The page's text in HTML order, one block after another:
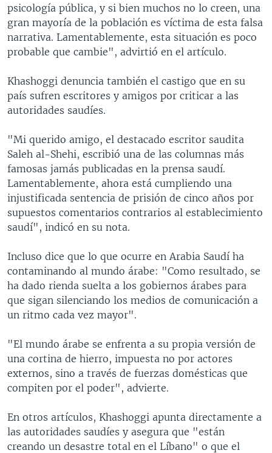
psicología pública, y si bien muchos no lo creen, una
gran mayoría de la población es víctima de esta falsa
narrativa. Lamentablemente, esta situación es poco
probable que cambie", advirtió en el artículo.
Khashoggi denuncia también el castigo que en su
país sufren escritores y amigos por criticar a las
autoridades saudíes.
"Mi querido amigo, el destacado escritor saudita
Saleh al-Shehi, escribió una de las columnas más
famosas jamás publicadas en la prensa saudí.
Lamentablemente, ahora está cumpliendo una
injustificada sentencia de prisión de cinco años por
supuestos comentarios contrarios al establecimiento
saudí", indicó en su nota.
Incluso dice que lo que ocurre en Arabia Saudí ha
contaminando al mundo árabe: "Como resultado, se
ha dado rienda suelta a los gobiernos árabes para
que sigan silenciando los medios de comunicación a
un ritmo cada vez mayor".
"El mundo árabe se enfrenta a su propia versión de
una cortina de hierro, impuesta no por actores
externos, sino a través de fuerzas domésticas que
compiten por el poder", advierte.
En otros artículos, Khashoggi apunta directamente a
las autoridades saudíes y asegura que "están
creando un desastre total en el Líbano" o que el